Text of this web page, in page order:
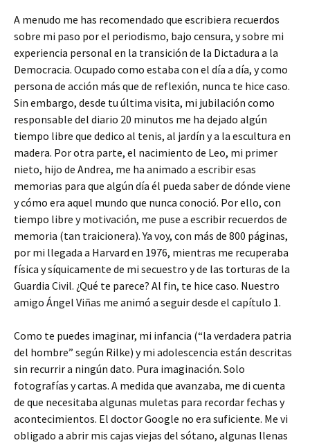
A menudo me has recomendado que escribiera recuerdos
sobre mi paso por el periodismo, bajo censura, y sobre mi
experiencia personal en la transición de la Dictadura a la
Democracia. Ocupado como estaba con el día a día, y como
persona de acción más que de reflexión, nunca te hice caso.
Sin embargo, desde tu última visita, mi jubilación como
responsable del diario 20 minutos me ha dejado algún
tiempo libre que dedico al tenis, al jardín y a la escultura en
madera. Por otra parte, el nacimiento de Leo, mi primer
nieto, hijo de Andrea, me ha animado a escribir esas
memorias para que algún día él pueda saber de dónde viene
y cómo era aquel mundo que nunca conoció. Por ello, con
tiempo libre y motivación, me puse a escribir recuerdos de
memoria (tan traicionera). Ya voy, con más de 800 páginas,
por mi llegada a Harvard en 1976, mientras me recuperaba
física y síquicamente de mi secuestro y de las torturas de la
Guardia Civil. ¿Qué te parece? Al fin, te hice caso. Nuestro
amigo Ángel Viñas me animó a seguir desde el capítulo 1.
Como te puedes imaginar, mi infancia (“la verdadera patria
del hombre” según Rilke) y mi adolescencia están descritas
sin recurrir a ningún dato. Pura imaginación. Solo
fotografías y cartas. A medida que avanzaba, me di cuenta
de que necesitaba algunas muletas para recordar fechas y
acontecimientos. El doctor Google no era suficiente. Me vi
obligado a abrir mis cajas viejas del sótano, algunas llenas